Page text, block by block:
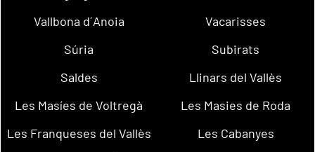
Vallbona d´Anoia
Vacarisses
Súria
Subirats
Saldes
Llinars del Vallès
Les Masíes de Voltregà
Les Masies de Roda
Les Franqueses del Vallès
Les Cabanyes